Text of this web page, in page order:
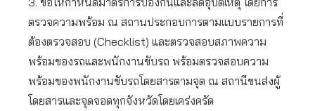
ตรวจความพร้อม ณ สถานประกอบการตามแบบรายการที่
ต้องตรวจสอบ (Checklist) และตรวจสอบสภาพความ
พร้อมของรถและพนักงานขับรถ พร้อมตรวจสอบความ
พร้อมของพนักงานขับรถโดยสารตามจุด ณ สถานีขนส่งผู้
โดยสารและจุดจอดทุกจังหวัดโดยเคร่งครัด